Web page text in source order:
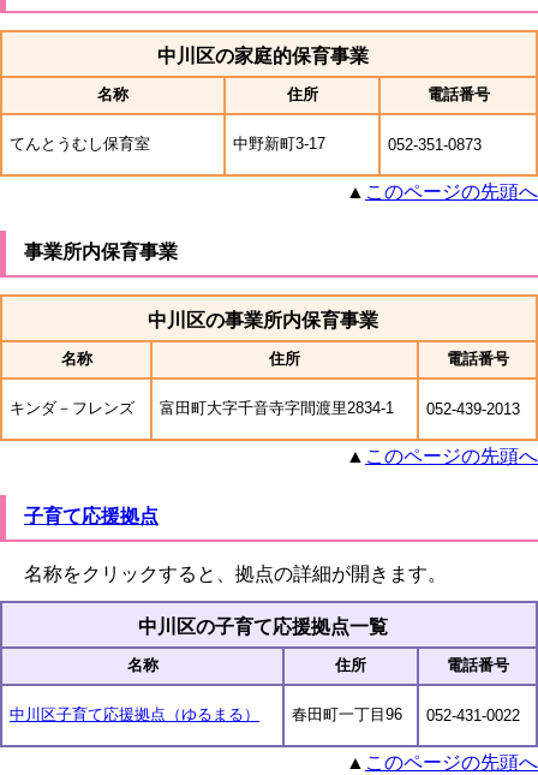
中川区の家庭的保育事業
名称 住所 電話番号
てんとうむし保育室 中野新町3-17 052-351-0873
▲ このページの先頭へ
事業所内保育事業
中川区の事業所内保育事業
名称 住所 電話番号
キンダ－フレンズ 富田町大字千音寺字間渡里2834-1 052-439-2013
▲ このページの先頭へ
子育て応援拠点
名称をクリックすると、拠点の詳細が開きます。
中川区の子育て応援拠点一覧
名称 住所 電話番号
中川区子育て応援拠点（ゆるまる） 春田町一丁目96 052-431-0022
▲ このページの先頭へ